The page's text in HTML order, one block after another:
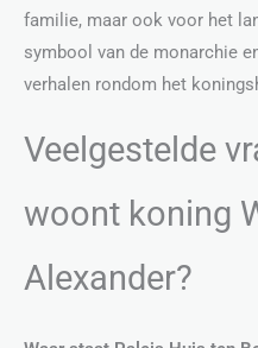
familie, maar ook voor het
symbool van de monarchie
verhalen rondom het
Veelgestelde
woont koning
Alexander?